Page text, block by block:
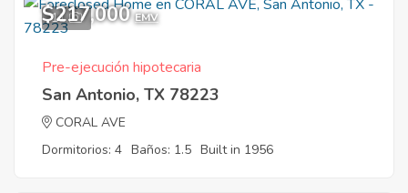
11
$217,000 EMV
Pre-ejecución hipotecaria
San Antonio, TX 78223
CORAL AVE
Dormitorios: 4 Baños: 1.5 Built in 1956